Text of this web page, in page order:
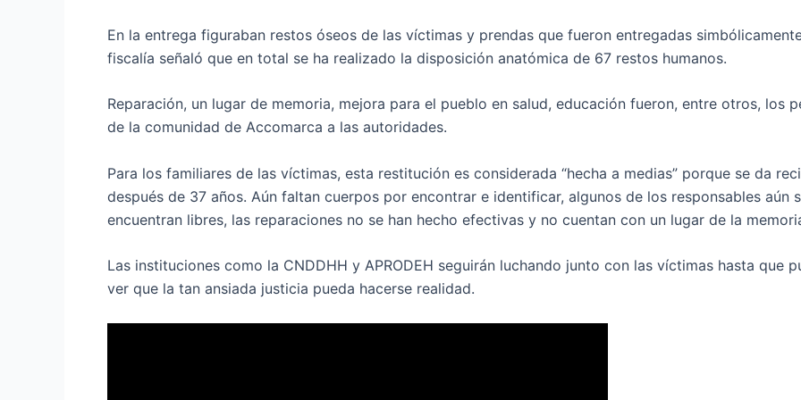
En la entrega figuraban restos óseos de las víctimas y prendas que fueron entregadas
fiscalía señaló que en total se ha realizado la disposición anatómica de 67 restos humanos.
Reparación, un lugar de memoria, mejora para el pueblo en salud, educación fueron, entre otros, los
de la comunidad de Accomarca a las autoridades.
Para los familiares de las víctimas, esta restitución es considerada “hecha a medias” porque se da
después de 37 años. Aún faltan cuerpos por encontrar e identificar, algunos de los responsables aún
encuentran libres, las reparaciones no se han hecho efectivas y no cuentan con un lugar de la
Las instituciones como la CNDDHH y APRODEH seguirán luchando junto con las víctimas hasta que
ver que la tan ansiada justicia pueda hacerse realidad.